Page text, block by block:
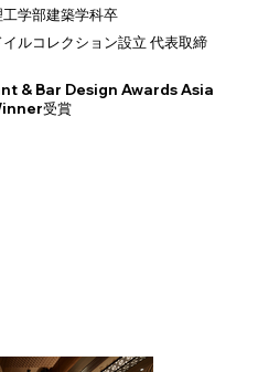
学部建築学科卒
ルコレクション設立 代表取締
& Bar Design Awards Asia
受賞